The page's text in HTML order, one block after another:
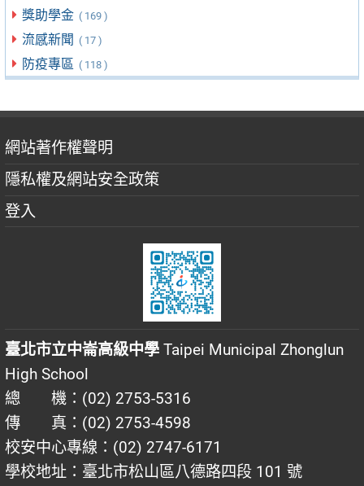
獎助學金 ( 169 )
流感新聞 ( 17 )
防疫專區 ( 118 )
網站著作權聲明
隱私權及網站安全政策
登入
臺北市立中崙高級中學 Taipei Municipal Zhonglun
High School
總 機：(02) 2753-5316
傳 真：(02) 2753-4598
校安中心專線：(02) 2747-6171
學校地址：臺北市松山區八德路四段 101 號